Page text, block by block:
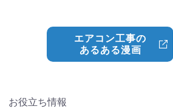
エアコン工事の
あるある漫画
お役立ち情報